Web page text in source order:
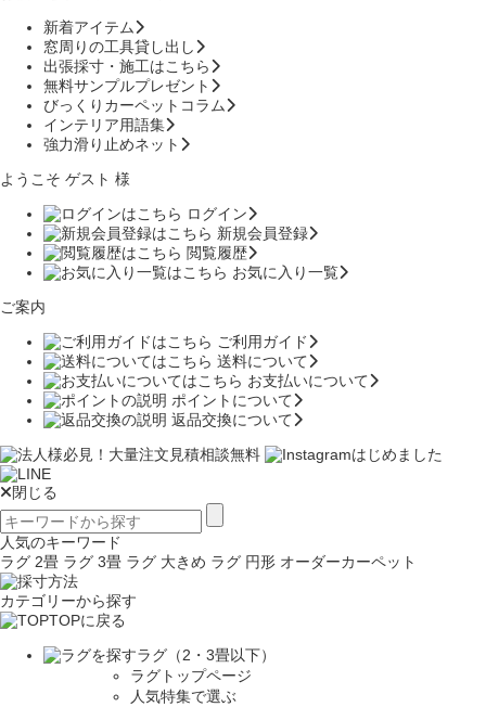
新着アイテム
窓周りの工具貸し出し
出張採寸・施工はこちら
無料サンプルプレゼント
びっくりカーペットコラム
インテリア用語集
強力滑り止めネット
ようこそ ゲスト 様
ログイン
新規会員登録
閲覧履歴
お気に入り一覧
ご案内
ご利用ガイド
送料について
お支払いについて
ポイントについて
返品交換について
閉じる
人気のキーワード
ラグ 2畳 ラグ 3畳 ラグ 大きめ ラグ 円形 オーダーカーペット
カテゴリーから探す
TOPに戻る
ラグ（2・3畳以下）
ラグトップページ
人気特集で選ぶ